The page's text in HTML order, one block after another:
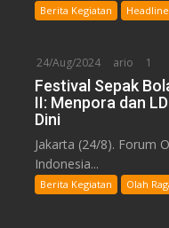
Berita Kegiatan
24/Aug/2024 ario 1
Festival Sepak
II: Menpora dan
Dini
Jakarta (24/8). Forum
Indonesia...
Berita Kegiatan Olah